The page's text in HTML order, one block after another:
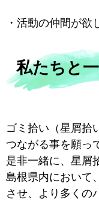
・活動の仲間が欲
私たちと
ゴミ拾い（星屑拾
つながる事を願っ
是非一緒に、星屑
島根県内において
させ、より多くの